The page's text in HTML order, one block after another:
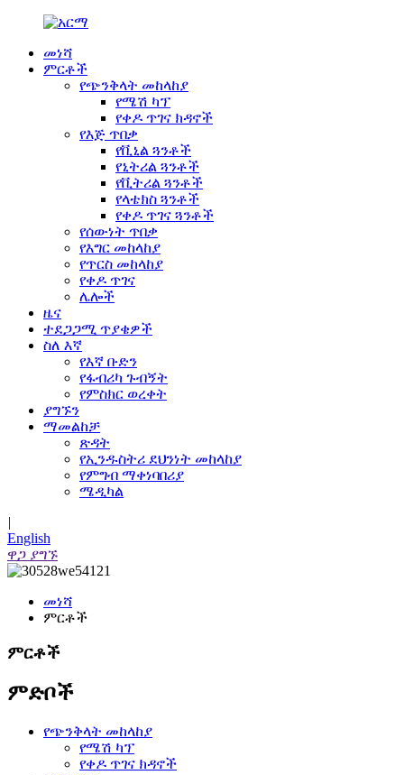
መነሻ
ምርቶች
የጭንቅላት መከላከያ
የሜሽ ካፕ
የቀዶ ጥገና ክዳኖች
የእጅ ጥበቃ
የቪኒል ጓንቶች
የኒትሪል ጓንቶች
የቪትሪል ጓንቶች
የላቴክስ ጓንቶች
የቀዶ ጥገና ጓንቶች
የሰውነት ጥበቃ
የእግር መከላከያ
የጥርስ መከላከያ
የቀዶ ጥገና
ሌሎች
ዜና
ተደጋጋሚ ጥያቄዎች
ስለ እኛ
የእኛ ቡድን
የፋብሪካ ጉብኝት
የምስክር ወረቀት
ያግኙን
ማመልከቻ
ጽዳት
የኢንዱስትሪ ደህንነት መከላከያ
የምግብ ማቀነባበሪያ
ሜዲካል
|
English
ዋጋ ያግኙ
መነሻ
ምርቶች
ምርቶች
ምድቦች
የጭንቅላት መከላከያ
የሜሽ ካፕ
የቀዶ ጥገና ክዳኖች